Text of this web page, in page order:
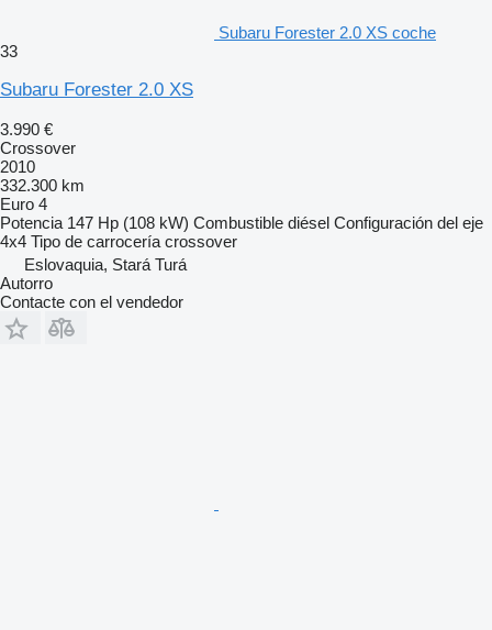
Subaru Forester 2.0 XS coche
33
Subaru Forester 2.0 XS
3.990 €
Crossover
2010
332.300 km
Euro 4
Potencia 147 Hp (108 kW) Combustible diésel Configuración del eje
4x4 Tipo de carrocería crossover
Eslovaquia, Stará Turá
Autorro
Contacte con el vendedor